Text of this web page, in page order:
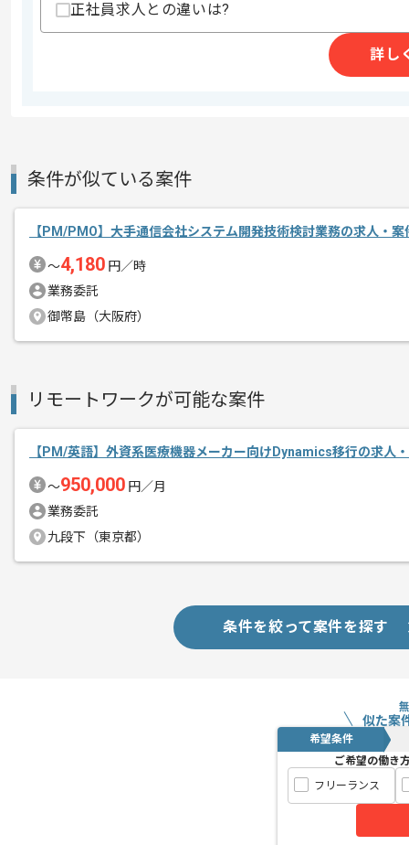
その他募集要項
エージェントからのコ
正社員求人との違いは?
詳し
条件が似ている案件
【PM/PMO】大手通信会社システム開発技術検討業務の求人・案
〜4,180 円／時
業務委託
御幣島（大阪府）
リモートワークが可能な案件
【PM/英語】外資系医療機器メーカー向けDynamics移行の求人
〜950,000 円／月
業務委託
九段下（東京都）
条件を絞って案件を探す
似た案
希望条件
ご希望の働き
フリーランス